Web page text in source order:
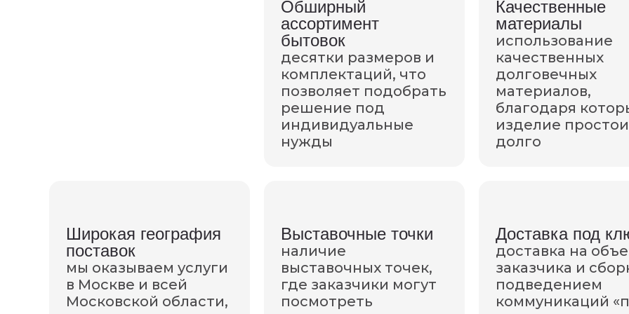
Обширный
ассортимент
бытовок
десятки размеров и
комплектаций, что
позволяет подобрать
решение под
индивидуальные
нужды
Качественные
материалы
использование
качественных
долговечных
материалов,
благодаря
изделие
долго
Широкая география
поставок
мы оказываем услуги
в Москве и всей
Московской области,
Выставочные точки
наличие
выставочных точек,
где заказчики могут
посмотреть
Доставка под
доставка на
заказчика и
подведением
коммуникаций